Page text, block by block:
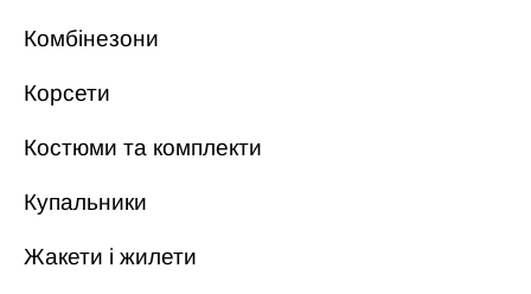
Комбінезони
Корсети
Костюми та комплекти
Купальники
Жакети і жилети